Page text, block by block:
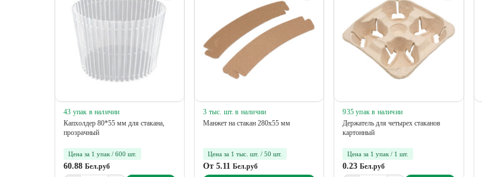
43 упак в наличии
Капхолдер 80*55 мм для стакана,
прозрачный
Цена за 1 упак / 600 шт.
60.88 Бел.руб
3 тыс. шт. в наличии
Манжет на стакан 280х55 мм
Цена за 1 тыс. шт. / 50 шт.
От5.11Бел.руб
935 упак в наличии
Держатель для четырех стаканов
картонный
Цена за 1 упак / 1 шт.
0.23Бел.руб